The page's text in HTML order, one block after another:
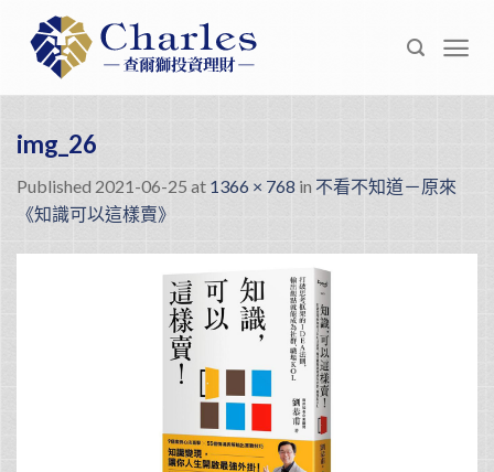
content
img_26
Published 2021-06-25 at 1366 × 768 in 不看不知道－原來
《知識可以這樣賣》